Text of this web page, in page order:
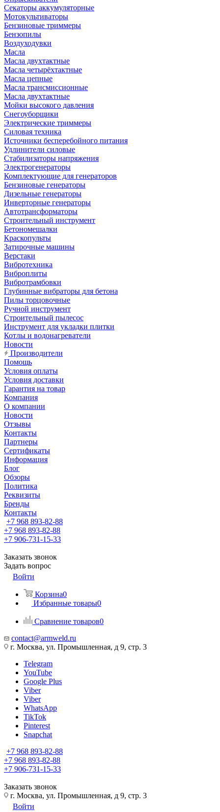
Секаторы аккумуляторные
Мотокультиваторы
Бензиновые триммеры
Бензопилы
Воздуходувки
Масла
Масла двухтактные
Масла четырёхтактные
Масла цепные
Масла трансмиссионные
Масла двухтактные
Мойки высокого давления
Снегоуборщики
Электрические триммеры
Силовая техника
Источники бесперебойного питания
Удлинители силовые
Стабилизаторы напряжения
Электрогенераторы
Комплектующие для генераторов
Бензиновые генераторы
Дизельные генераторы
Инверторные генераторы
Автотрансформаторы
Строительный инструмент
Бетономешалки
Краскопульты
Затирочные машины
Верстаки
Вибротехника
Виброплиты
Вибротрамбовки
Глубинные вибраторы для бетона
Пилы торцовочные
Ручной инструмент
Строительный пылесос
Инструмент для укладки плитки
Котлы и водонагреватели
Новости
Производители
Помощь
Условия оплаты
Условия доставки
Гарантия на товар
Компания
О компании
Новости
Отзывы
Контакты
Партнеры
Сертификаты
Информация
Блог
Обзоры
Политика
Реквизиты
Бренды
Контакты
+7 968 893-82-88
+7 968 893-82-88
+7 906-731-15-33
Заказать звонок
Задать вопрос
Войти
Корзина0
Избранные товары0
Сравнение товаров0
contact@armweld.ru
г. Москва, ул. Промышленная, д 9, стр. 3
Telegram
YouTube
Google Plus
Viber
Viber
WhatsApp
TikTok
Pinterest
Snapchat
+7 968 893-82-88
+7 968 893-82-88
+7 906-731-15-33
Заказать звонок
г. Москва, ул. Промышленная, д 9, стр. 3
Войти